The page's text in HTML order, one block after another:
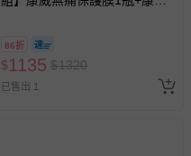
86折
$1135 $1320
已售出 1